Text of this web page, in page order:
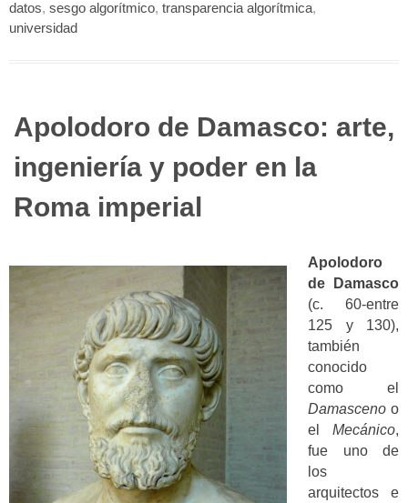
datos, sesgo algorítmico, transparencia algorítmica,
universidad
Apolodoro de Damasco: arte,
ingeniería y poder en la
Roma imperial
Apolodoro
de Damasco
(c. 60-entre
125 y 130),
también
conocido
como el
Damasceno o
el Mecánico,
fue uno de
los
arquitectos e